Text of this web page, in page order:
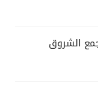
الشروق